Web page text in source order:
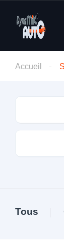
Accueil
Tous